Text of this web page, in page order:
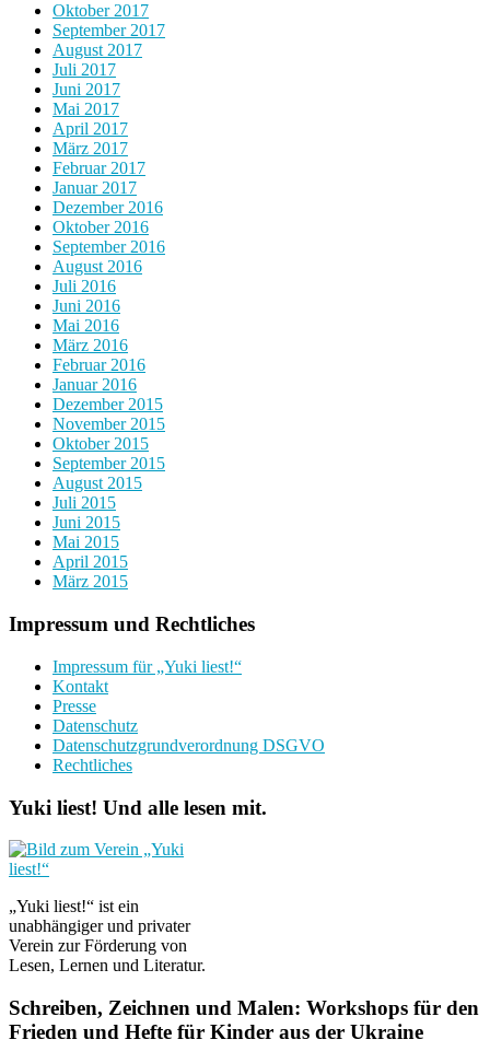
Oktober 2017
September 2017
August 2017
Juli 2017
Juni 2017
Mai 2017
April 2017
März 2017
Februar 2017
Januar 2017
Dezember 2016
Oktober 2016
September 2016
August 2016
Juli 2016
Juni 2016
Mai 2016
März 2016
Februar 2016
Januar 2016
Dezember 2015
November 2015
Oktober 2015
September 2015
August 2015
Juli 2015
Juni 2015
Mai 2015
April 2015
März 2015
Impressum und Rechtliches
Impressum für „Yuki liest!“
Kontakt
Presse
Datenschutz
Datenschutzgrundverordnung DSGVO
Rechtliches
Yuki liest! Und alle lesen mit.
„Yuki liest!“ ist ein
unabhängiger und privater
Verein zur Förderung von
Lesen, Lernen und Literatur.
Schreiben, Zeichnen und Malen: Workshops für den
Frieden und Hefte für Kinder aus der Ukraine